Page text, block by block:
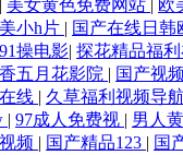
| 美女黄色免费网站 | 欧
小h片 | 国产在线日韩
91操电影| 探花精品福
五月花影院 | 国产视
线 | 久草福利视频导航
| 97成人免费视 | 男人
频 | 国产精品123 | 国